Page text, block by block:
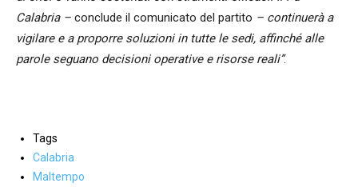
Calabria – conclude il comunicato del partito – continuerà a
vigilare e a proporre soluzioni in tutte le sedi, affinché alle
parole seguano decisioni operative e risorse reali”.
Tags
Calabria
Maltempo